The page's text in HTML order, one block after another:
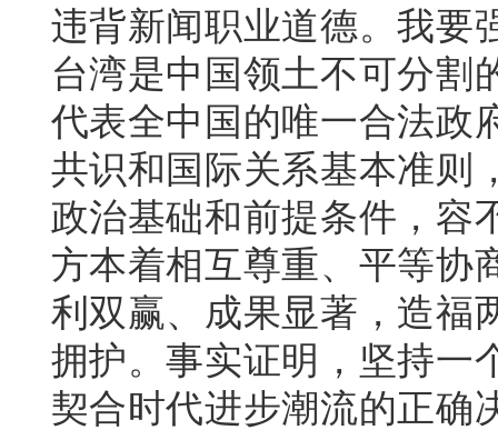
违背新闻职业道德。我要
台湾是中国领土不可分割
代表全中国的唯一合法政
共识和国际关系基本准则
政治基础和前提条件，容
方本着相互尊重、平等协
利双赢、成果显著，造福
拥护。事实证明，坚持一
契合时代进步潮流的正确